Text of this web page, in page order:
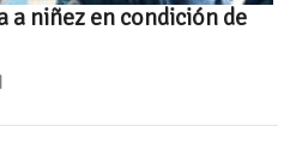
a niñez en condición de